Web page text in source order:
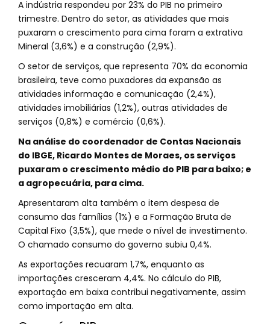
A indústria respondeu por 23% do PIB no primeiro
trimestre. Dentro do setor, as atividades que mais
puxaram o crescimento para cima foram a extrativa
Mineral (3,6%) e a construção (2,9%).
O setor de serviços, que representa 70% da economia
brasileira, teve como puxadores da expansão as
atividades informação e comunicação (2,4%),
atividades imobiliárias (1,2%), outras atividades de
serviços (0,8%) e comércio (0,6%).
Na análise do coordenador de Contas Nacionais
do IBGE, Ricardo Montes de Moraes, os serviços
puxaram o crescimento médio do PIB para baixo; e
a agropecuária, para cima.
Apresentaram alta também o item despesa de
consumo das famílias (1%) e a Formação Bruta de
Capital Fixo (3,5%), que mede o nível de investimento.
O chamado consumo do governo subiu 0,4%.
As exportações recuaram 1,7%, enquanto as
importações cresceram 4,4%. No cálculo do PIB,
exportação em baixa contribui negativamente, assim
como importação em alta.